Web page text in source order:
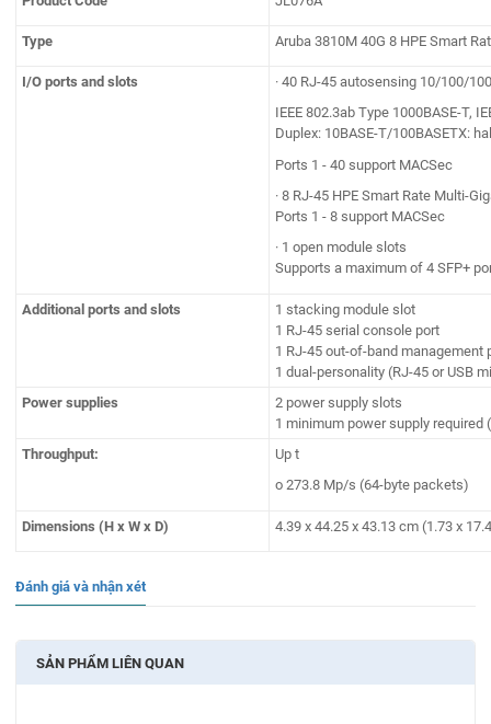
Type Aruba 3810M 40G 8 HPE Smart
I/O ports and slots
· 40 RJ-45 autosensing 10/100/
IEEE 802.3ab Type 1000BASE-T,
Duplex: 10BASE-T/100BASETX:
Ports 1 - 40 support MACSec
· 8 RJ-45 HPE Smart Rate Multi-
Ports 1 - 8 support MACSec
· 1 open module slots
Supports a maximum of 4 SFP+
Additional ports and slots
1 stacking module slot
1 RJ-45 serial console port
1 RJ-45 out-of-band management
1 dual-personality (RJ-45 or USB
Power supplies
2 power supply slots
1 minimum power supply required
Throughput:
Up t
o 273.8 Mp/s (64-byte packets)
Dimensions (H x W x D) 4.39 x 44.25 x 43.13 cm (1.73 x
Đánh giá và nhận xét
SẢN PHẨM LIÊN QUAN